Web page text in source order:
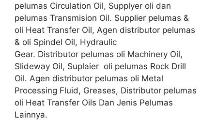
pelumas Circulation Oil, Supplyer oli dan
pelumas Transmision Oil. Supplier pelumas &
oli Heat Transfer Oil, Agen distributor pelumas
& oli Spindel Oil, Hydraulic
Gear. Distributor pelumas oli Machinery Oil,
Slideway Oil, Suplaier oli pelumas Rock Drill
Oil. Agen distributor pelumas oli Metal
Processing Fluid, Greases, Distributor pelumas
oli Heat Transfer Oils Dan Jenis Pelumas
Lainnya.